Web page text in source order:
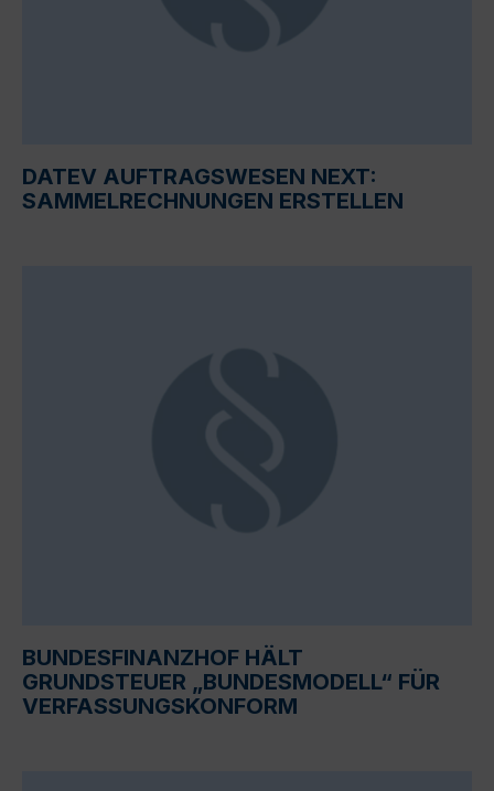
DATEV AUFTRAGSWESEN NEXT:
SAMMELRECHNUNGEN ERSTELLEN
BUNDESFINANZHOF HÄLT
GRUNDSTEUER „BUNDESMODELL“ FÜR
VERFASSUNGSKONFORM